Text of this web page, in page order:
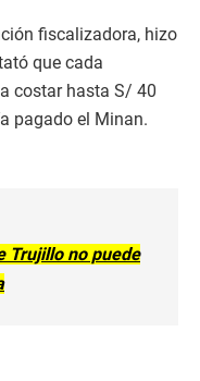
fiscalizadora, hizo
que cada
costar hasta S/ 40
pagado el Minan.
Trujillo no puede